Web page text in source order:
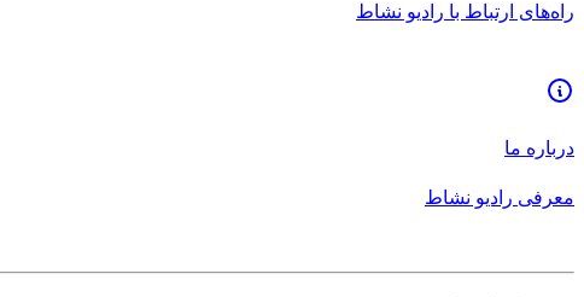
راه‌های ارتباط با رادیو نشاط
درباره ما
معرفی رادیو نشاط